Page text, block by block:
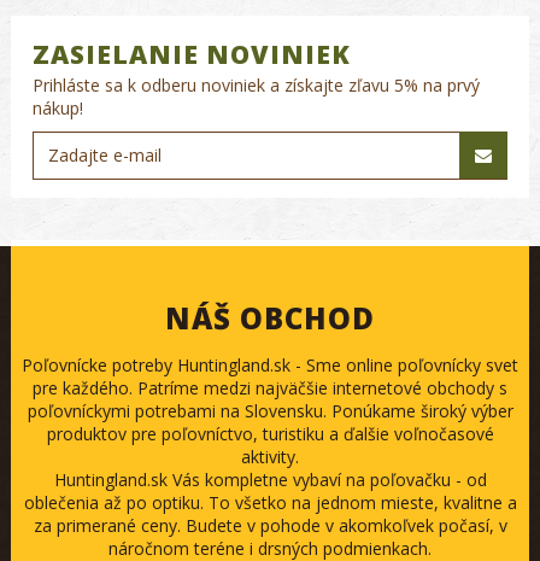
ZASIELANIE NOVINIEK
Prihláste sa k odberu noviniek a získajte zľavu 5% na prvý
nákup!
NÁŠ OBCHOD
Poľovnícke potreby Huntingland.sk - Sme online poľovnícky svet
pre každého. Patríme medzi najväčšie internetové obchody s
poľovníckymi potrebami na Slovensku. Ponúkame široký výber
produktov pre poľovníctvo, turistiku a ďalšie voľnočasové
aktivity.
Huntingland.sk Vás kompletne vybaví na poľovačku - od
oblečenia až po optiku. To všetko na jednom mieste, kvalitne a
za primerané ceny. Budete v pohode v akomkoľvek počasí, v
náročnom teréne i drsných podmienkach.